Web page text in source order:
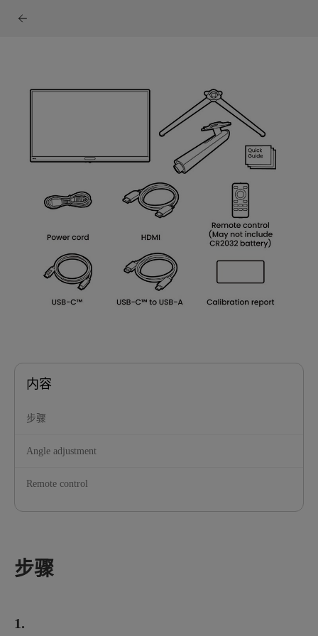
内容
步骤
Angle adjustment
Remote control
步骤
1.